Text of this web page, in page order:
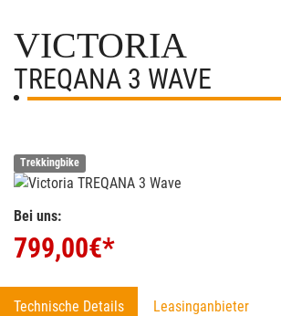
VICTORIA
TREQANA 3 WAVE
Trekkingbike
Bei uns:
799,00€*
Technische Details Leasinganbieter